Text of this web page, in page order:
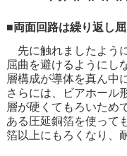
■両面回路は繰り返し
先に触れましたよう
屈曲を避けるようにし
層構成が導体を真ん中
さらには、ビアホール
層が硬くてもろいため
ある圧延銅箔を使って
箔以上にもろくなり、